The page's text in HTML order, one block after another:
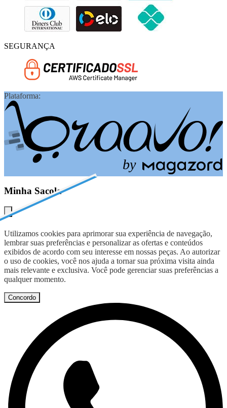
SEGURANÇA
Plataforma:
by
Minha Sacola
Utilizamos cookies para aprimorar sua experiência de navegação,
lembrar suas preferências e personalizar as ofertas e conteúdos
exibidos de acordo com seu interesse em nossas peças. Ao autorizar
o uso de cookies, você nos ajuda a tornar sua próxima visita ainda
mais relevante e exclusiva. Você pode gerenciar suas preferências a
qualquer momento.
Concordo